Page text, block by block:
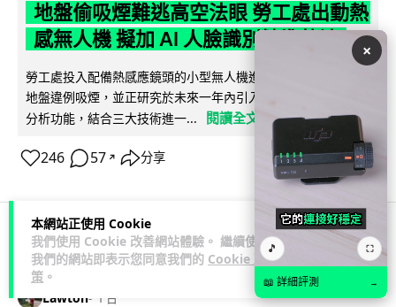
本網站正使用 Cookie
我們使用 Cookie 改善網站體驗。 繼續使用
我們的網站即表示您同意我們的 Cookie 政
策 。
地盤偷吸煙難逃高空法眼 勞工處出動熱
感無人機 擬加 AI 人臉識別精準執法
勞工處投入配備熱感應鏡頭的小型無人機進行高空巡邏以打擊
地盤違例吸煙，並正研究於未來一年內引入 AI 人臉識別與行為
分析功能，結合三大技術進一...
閱讀全文
246 57 ↗ 分享
人工智能
Lawton 1 日
×
🎵 ⛶
📖 詳細評測 →